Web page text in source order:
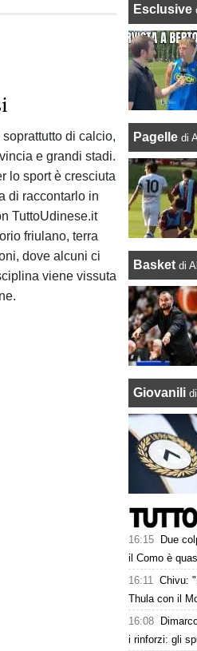
di calcio,
e grandi stadi.
lo sport è cresciuta
di raccontarlo in
TuttoUdinese.it
friulano, terra
dove alcuni ci
viene vissuta
Esclusive
Pagelle di
Basket di
Giovanili
16:15
Due
il Como è
16:11 Chivu:
Thula con il
16:08
i rinforzi: gli